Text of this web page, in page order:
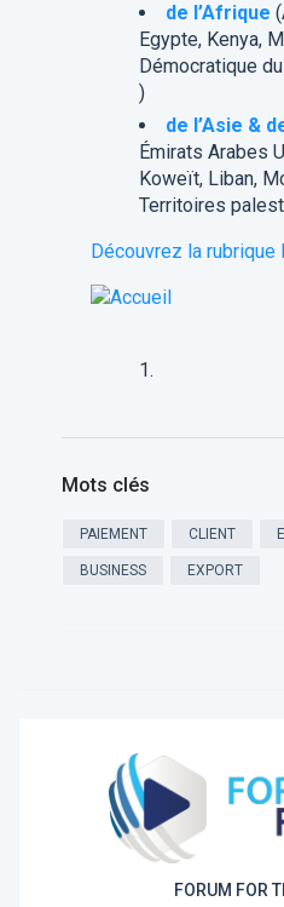
de l’Afrique
Egypte, Kenya,
Démocratique
)
de l’Asie &
Émirats Arabes
Koweït, Liban,
Territoires
Découvrez la rubrique
Mots clés
PAIEMENT CLIENT
BUSINESS EXPORT
FORUM FOR